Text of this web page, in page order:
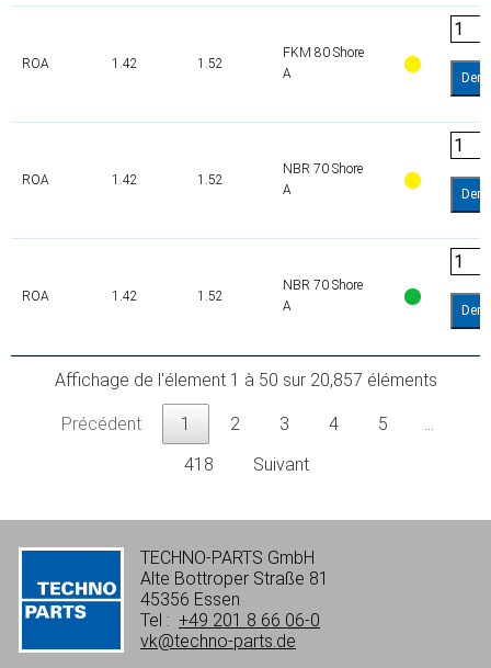
ROA 1.42 1.52
FKM 80 Shore
A
ROA 1.42 1.52
NBR 70 Shore
A
ROA 1.42 1.52
NBR 70 Shore
A
Affichage de l'élement 1 à 50 sur 20,857 éléments
Précédent 1 2 3 4 5
…
418
Suivant
TECHNO-PARTS GmbH
Alte Bottroper Straße 81
45356 Essen
Tel : +49 201 8 66 06-0
vk@techno-parts.de